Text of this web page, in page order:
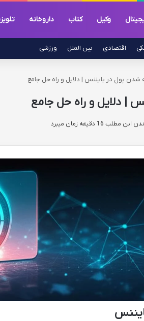
وکیل کتاب داروخانه
اقتصادی بین الملل ورزشی
شدن پول در بایننس | دلایل و راه حل جامع
| دلایل و راه حل جامع
مطلب 16 دقیقه زمان میبرد